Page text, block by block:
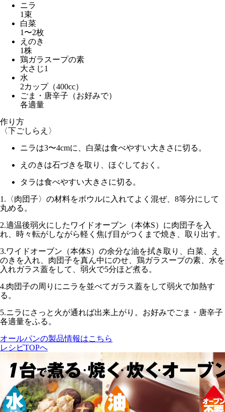
ニラ
1束
白菜
1〜2枚
えのき
1株
鶏ガラスープの素
大さじ1
水
2カップ（400cc）
ごま・唐辛子（お好みで）
各適量
作り方
〈下ごしらえ〉
ニラは3〜4cmに、白菜は食べやすい大きさに切る。
えのきは石づきを取り、ほぐしておく。
タラは食べやすい大きさに切る。
1. 〈肉団子〉の材料をボウルに入れてよく混ぜ、8等分にして
丸める。
2.適温後弱火にしたワイドオーブン（本体S）に肉団子を入
れ、時々転がしながら軽く焦げ目がつくまで焼き、取り出す。
3.ワイドオーブン（本体S）の余分な油を拭き取り、白菜、え
のきを入れ、肉団子を真ん中にのせ、鶏ガラスープの素、水を
入れガラス蓋をして、 弱火で5分ほど煮る。
4.肉団子の周りにニラを並べてガラス蓋をして弱火で加熱す
る。
5.ニラにさっと火が通れば出来上がり。お好みでごま・唐辛子
各適量をふる。
オールパンの製品情報はこちら
レシピTOPへ